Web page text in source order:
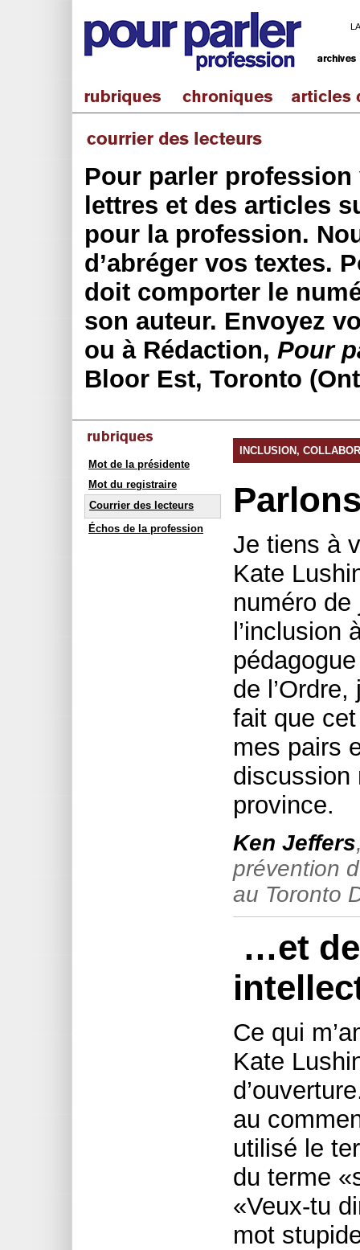
Pour parler
lettres et des articles
pour la profession.
d’abréger vos textes.
doit comporter le
son auteur. Envoyez
ou à Rédaction, Pour
Bloor Est, Toronto
Mot de la présidente
Mot du registraire
Courrier des lecteurs
Échos de la profession
INCLUSION,
Je tiens à
Kate
numéro
l’inclusion
de
fait que
mes pairs
discussion
province.
Ken Jeffers
prévention
au Toronto
…et
Ce qui
Kate
au
utilisé le
du terme
«Veux-tu
mot